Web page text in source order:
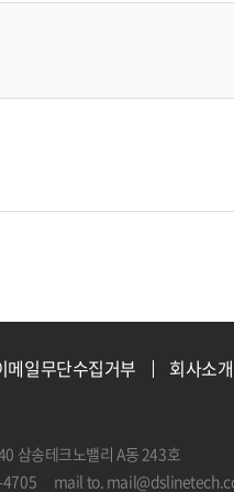
메일무단수집거부 회사소개
삼송테크노밸리 A동 243호
mail to.